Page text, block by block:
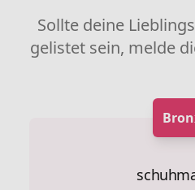
Sollte deine
gelistet sein, melde